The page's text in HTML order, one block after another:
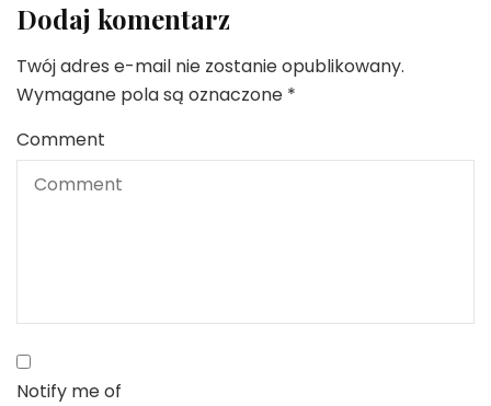
Dodaj komentarz
Twój adres e-mail nie zostanie opublikowany.
Wymagane pola są oznaczone *
Comment
Notify me of